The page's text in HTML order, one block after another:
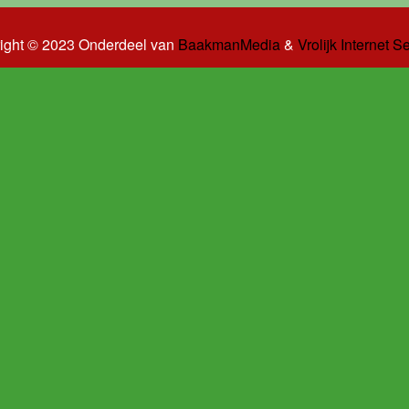
© 2023 Onderdeel van BaakmanMedia& Vrolijk Internet